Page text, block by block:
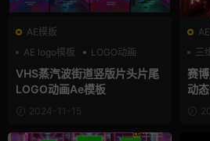
AE模板
AE logo模板
LOGO动画
VHS
VHS蒸汽波街道竖版片头片尾
LOGO动画Ae模板
2024-11-15
三
赛
动